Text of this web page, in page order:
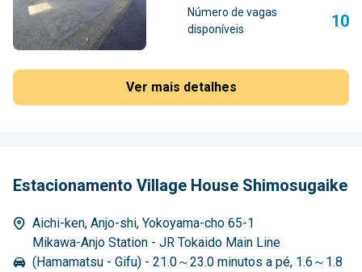
Número de vagas
disponíveis
10
Ver mais detalhes
Estacionamento Village House Shimosugaike
Aichi-ken, Anjo-shi, Yokoyama-cho 65-1
Mikawa-Anjo Station - JR Tokaido Main Line
(Hamamatsu - Gifu) - 21.0～23.0 minutos a pé, 1.6～1.8